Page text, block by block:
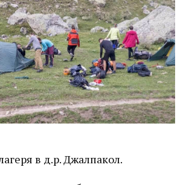
в д.р. Джалпакол.